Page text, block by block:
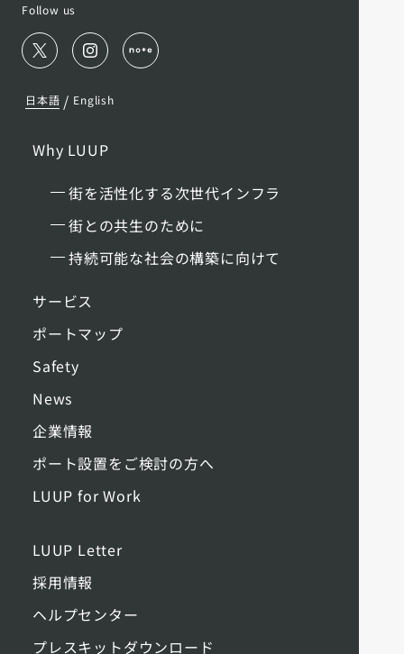
Follow us
日本語 / English
Why LUUP
街を活性化する次世代インフラ
街との共生のために
持続可能な社会の構築に向けて
サービス
ポートマップ
Safety
News
企業情報
ポート設置をご検討の方へ
LUUP for Work
LUUP Letter
採用情報
ヘルプセンター
プレスキットダウンロード